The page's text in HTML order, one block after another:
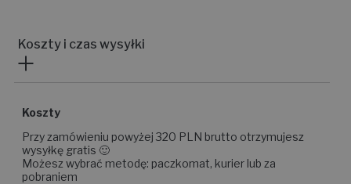
Koszty i czas wysyłki
Koszty
Przy zamówieniu powyżej 320 PLN brutto otrzymujesz
wysyłkę gratis 🙂
Możesz wybrać metodę: paczkomat, kurier lub za
pobraniem